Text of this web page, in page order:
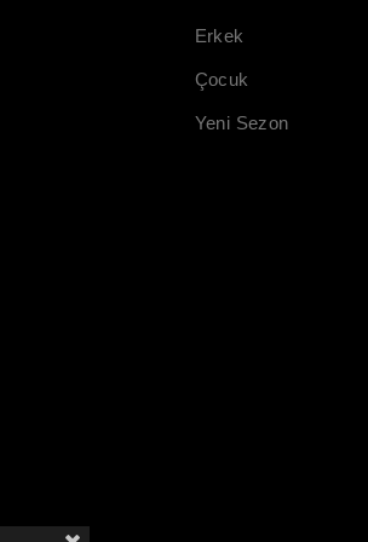
Erkek
Çocuk
Yeni Sezon